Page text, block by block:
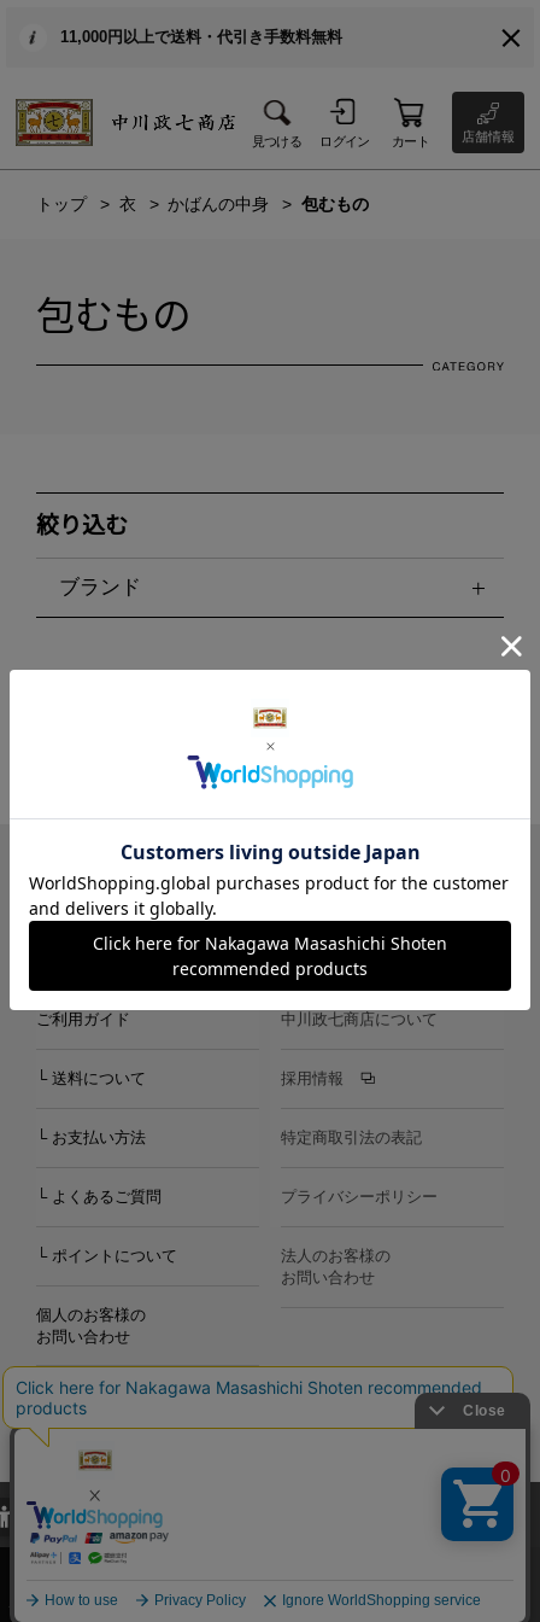
11,000円以上で送料・代引き手数料無料
見つける ログイン カート 店舗情報
トップ 衣 かばんの中身 包むもの
包むもの
絞り込む
ブランド
LINE Instagram X Facebook メールマガジン
ご利用ガイド
└ 送料について
└ お支払い方法
└ よくあるご質問
└ ポイントについて
個人のお客様の
お問い合わせ
中川政七商店について
採用情報
特定商取引法の表記
プライバシーポリシー
法人のお客様の
お問い合わせ
Copyright©2000-2026
Nakagawa Masashichi Shoten All Rights Reserved.
当サイトでは、当サイト内における閲覧履歴・属性情報などの取得およ
び利便性向上のためにクッキー（Cookie）を使用いたします。詳細に
関しては「プライバシーポリシー
承諾する